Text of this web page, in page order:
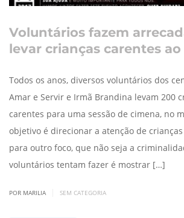
Voluntários fazem
levar crianças carentes
Todos os anos, diversos voluntários dos
Amar e Servir e Irmã Brandina levam 200
carentes para uma sessão de cimena, no
objetivo é direcionar a atenção de
para outro foco, que não seja a
voluntários tentam fazer é mostrar […]
POR MARILIA SEM CATEGORIA